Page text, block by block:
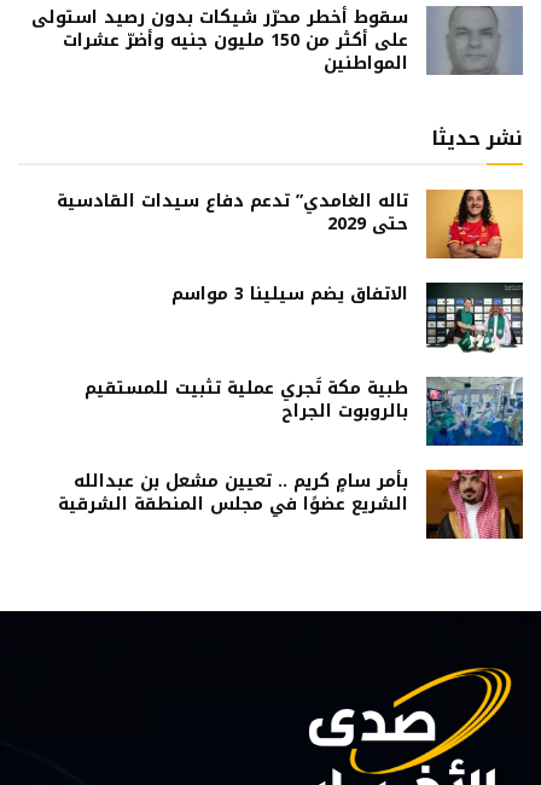
سقوط أخطر محرّر شيكات بدون رصيد استولى
على أكثر من 150 مليون جنيه وأضرّ عشرات
المواطنين
نشر حديثا
تاله الغامدي” تدعم دفاع سيدات القادسية
حتى 2029
الاتفاق يضم سيلينا 3 مواسم
طبية مكة تُجري عملية تثبيت للمستقيم
بالروبوت الجراح
بأمر سامٍ كريم .. تعيين مشعل بن عبدالله
الشريع عضوًا في مجلس المنطقة الشرقية